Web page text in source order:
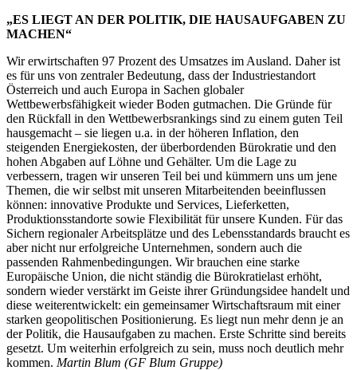
„ES LIEGT AN DER POLITIK, DIE HAUSAUFGABEN ZU
MACHEN“
Wir erwirtschaften 97 Prozent des Um­satzes im Ausland. Daher ist
es für uns von zentraler Bedeutung, dass der Industrie­standort
Österreich und auch Europa in Sachen globaler
Wettbewerbsfähigkeit wieder Boden gutmachen. Die Gründe für
den Rückfall in den Wettbewerbs­rankings sind zu einem guten Teil
haus­gemacht – sie liegen u.a. in der höheren Inflation, den
steigenden Energiekosten, der überbordenden Bürokratie und den
hohen Abgaben auf Löhne und Gehälter. Um die Lage zu
verbessern, tragen wir unseren Teil bei und kümmern uns um jene
Themen, die wir selbst mit unseren Mitarbeitenden beeinflussen
können: innovative Produkte und Services, Lie­ferketten,
Produktionsstandorte sowie Flexibilität für unsere Kunden. Für das
Sichern regionaler Arbeitsplätze und des Lebensstandards braucht es
aber nicht nur erfolgreiche Unternehmen, sondern auch die
passenden Rahmen­bedingungen. Wir brauchen eine starke
Europäische Union, die nicht ständig die Bürokratielast erhöht,
sondern wieder verstärkt im Geiste ihrer Gründungsidee handelt und
diese weiterentwickelt: ein gemeinsamer Wirtschaftsraum mit einer
starken geopolitischen Positionierung. Es liegt nun mehr denn je an
der Poli­tik, die Hausaufgaben zu machen. Erste Schritte sind bereits
gesetzt. Um weiter­hin erfolgreich zu sein, muss noch deut­lich mehr
kommen. Martin Blum (GF Blum Gruppe)